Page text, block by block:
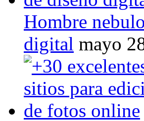
Hombre
digital mayo